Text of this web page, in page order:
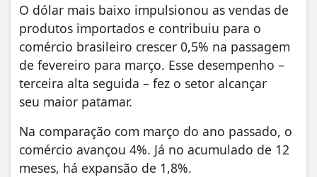
O dólar mais baixo impulsionou as vendas de
produtos importados e contribuiu para o
comércio brasileiro crescer 0,5% na passagem
de fevereiro para março. Esse desempenho –
terceira alta seguida – fez o setor alcançar
seu maior patamar.
Na comparação com março do ano passado, o
comércio avançou 4%. Já no acumulado de 12
meses, há expansão de 1,8%.